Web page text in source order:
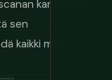
kanssa. Ja
sen
kaikki muu.